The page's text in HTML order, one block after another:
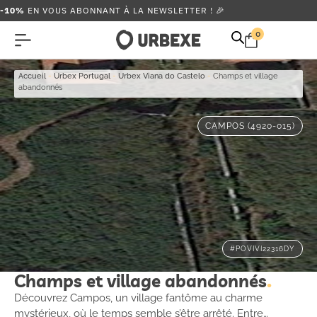
-10% EN VOUS ABONNANT À LA NEWSLETTER ! 🎉
0
Accueil - Urbex Portugal - Urbex Viana do Castelo - Champs et village
abandonnés
CAMPOS (4920-015)
#POVIVI22316DY
Champs et village abandonnés
Découvrez Campos, un village fantôme au charme
mystérieux, où le temps semble s’être arrêté. Entre